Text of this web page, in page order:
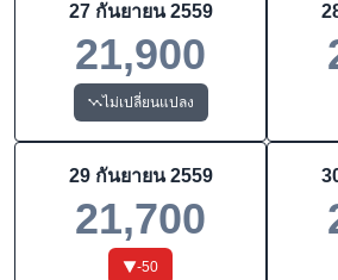
27 กันยายน 2559
21,900
ไม่เปลี่ยนแปลง
29 กันยายน 2559
21,700
-50